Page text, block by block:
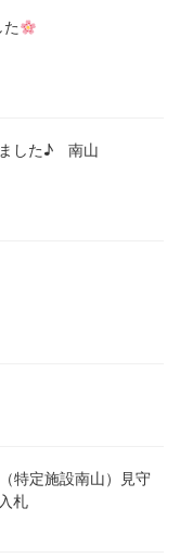
した♪ 南山
特定施設南山）見守
札